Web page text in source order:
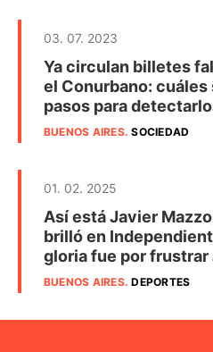
03. 07. 2023
Ya circulan billetes
el Conurbano:
pasos para
BUENOS AIRES.SOCIEDAD
01. 02. 2025
Así está Javier
brilló en
gloria fue por frustrar
BUENOS AIRES.DEPORTES